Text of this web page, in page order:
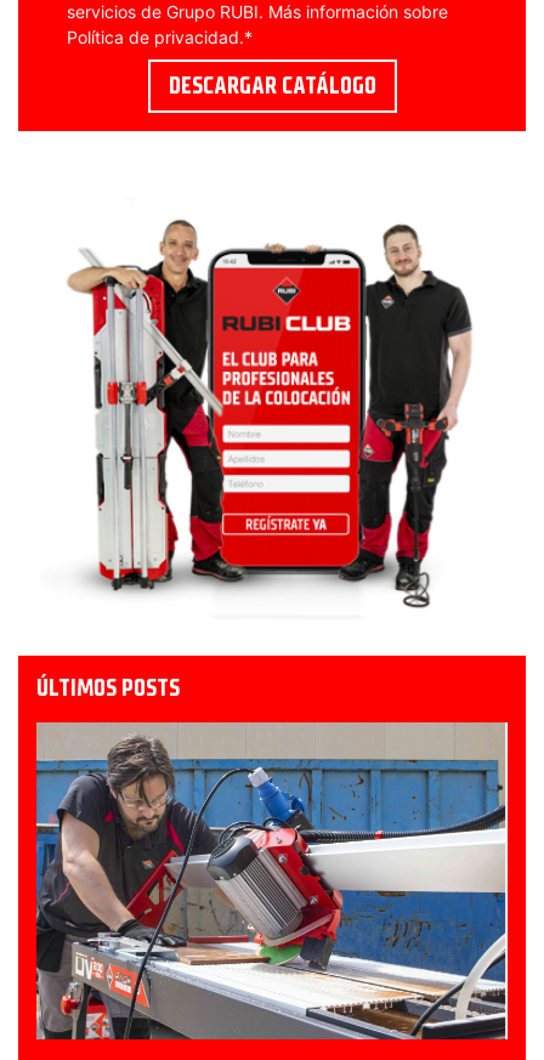
servicios de Grupo RUBI. Más información sobre
Política de privacidad.*
ÚLTIMOS POSTS